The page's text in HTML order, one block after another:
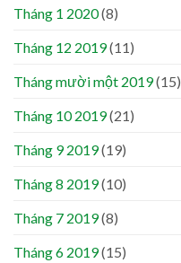
Tháng 1 2020(8)
Tháng 12 2019(11)
Tháng mười một 2019(15)
Tháng 10 2019(21)
Tháng 9 2019(19)
Tháng 8 2019(10)
Tháng 7 2019(8)
Tháng 6 2019(15)